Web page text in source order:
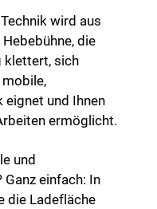
wird aus
die
klettert, sich
eignet und Ihnen
ermöglicht.
und
einfach: In
die Ladefläche